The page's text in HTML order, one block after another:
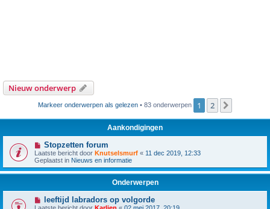
Nieuw onderwerp
Markeer onderwerpen als gelezen • 83 onderwerpen 1 2
Aankondigingen
Stopzetten forum
Laatste bericht door Knutselsmurf « 11 dec 2019, 12:33
Geplaatst in Nieuws en informatie
Onderwerpen
leeftijd labradors op volgorde